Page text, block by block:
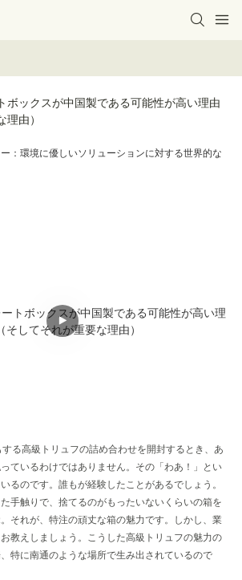
ボックスが中国製である可能性が高い理由
理由）
：環境に優しいソリューションに対する世界的な
る高級トリュフの詰め合わせを開封するとき、あ
ているわけではありません。その「わあ！」とい
るのです。誰もが経験したことがあるでしょう。
手触りで、捨てるのがもったいないくらいの箱を
それが、特注の頑丈な箱の魅力です。しかし、業
教えしましょう。こうした高級トリュフの魅力の
特に南通のような場所で生み出されているので